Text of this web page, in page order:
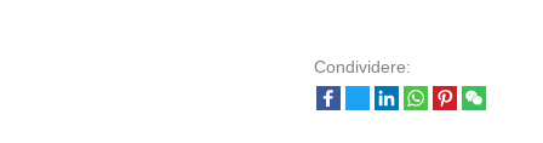
Condividere: